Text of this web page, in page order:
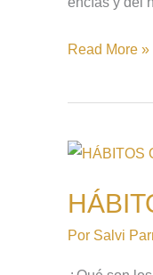
Read More »
Por Salvi
HÁBITOS